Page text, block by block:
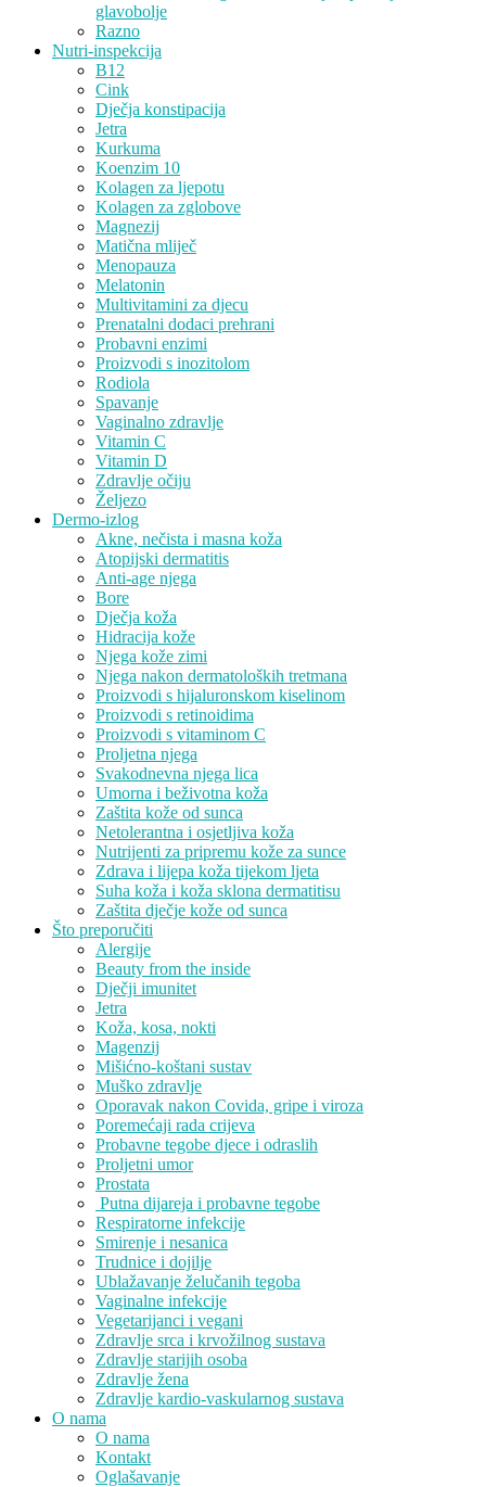
glavobolje
Razno
Nutri-inspekcija
B12
Cink
Dječja konstipacija
Jetra
Kurkuma
Koenzim 10
Kolagen za ljepotu
Kolagen za zglobove
Magnezij
Matična mliječ
Menopauza
Melatonin
Multivitamini za djecu
Prenatalni dodaci prehrani
Probavni enzimi
Proizvodi s inozitolom
Rodiola
Spavanje
Vaginalno zdravlje
Vitamin C
Vitamin D
Zdravlje očiju
Željezo
Dermo-izlog
Akne, nečista i masna koža
Atopijski dermatitis
Anti-age njega
Bore
Dječja koža
Hidracija kože
Njega kože zimi
Njega nakon dermatoloških tretmana
Proizvodi s hijaluronskom kiselinom
Proizvodi s retinoidima
Proizvodi s vitaminom C
Proljetna njega
Svakodnevna njega lica
Umorna i beživotna koža
Zaštita kože od sunca
Netolerantna i osjetljiva koža
Nutrijenti za pripremu kože za sunce
Zdrava i lijepa koža tijekom ljeta
Suha koža i koža sklona dermatitisu
Zaštita dječje kože od sunca
Što preporučiti
Alergije
Beauty from the inside
Dječji imunitet
Jetra
Koža, kosa, nokti
Magenzij
Mišićno-koštani sustav
Muško zdravlje
Oporavak nakon Covida, gripe i viroza
Poremećaji rada crijeva
Probavne tegobe djece i odraslih
Proljetni umor
Prostata
Putna dijareja i probavne tegobe
Respiratorne infekcije
Smirenje i nesanica
Trudnice i dojilje
Ublažavanje želučanih tegoba
Vaginalne infekcije
Vegetarijanci i vegani
Zdravlje srca i krvožilnog sustava
Zdravlje starijih osoba
Zdravlje žena
Zdravlje kardio-vaskularnog sustava
O nama
O nama
Kontakt
Oglašavanje